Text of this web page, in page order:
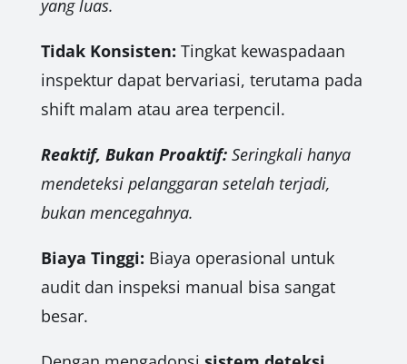
yang luas.
Tidak Konsisten: Tingkat kewaspadaan
inspektur dapat bervariasi, terutama pada
shift malam atau area terpencil.
Reaktif, Bukan Proaktif:Seringkali hanya
mendeteksi pelanggaran setelah terjadi,
bukan mencegahnya.
Biaya Tinggi: Biaya operasional untuk
audit dan inspeksi manual bisa sangat
besar.